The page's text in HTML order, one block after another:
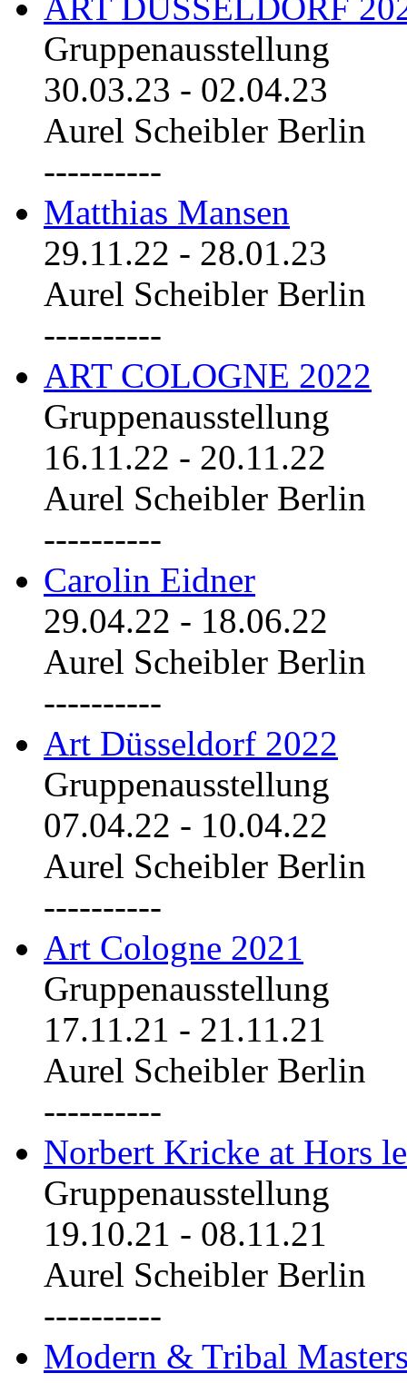
Gruppenausstellung
30.03.23 - 02.04.23
Aurel Scheibler Berlin
----------
Matthias Mansen
29.11.22 - 28.01.23
Aurel Scheibler Berlin
----------
ART COLOGNE 2022
Gruppenausstellung
16.11.22 - 20.11.22
Aurel Scheibler Berlin
----------
Carolin Eidner
29.04.22 - 18.06.22
Aurel Scheibler Berlin
----------
Art Düsseldorf 2022
Gruppenausstellung
07.04.22 - 10.04.22
Aurel Scheibler Berlin
----------
Art Cologne 2021
Gruppenausstellung
17.11.21 - 21.11.21
Aurel Scheibler Berlin
----------
Norbert Kricke at Hors
Gruppenausstellung
19.10.21 - 08.11.21
Aurel Scheibler Berlin
----------
Modern & Tribal